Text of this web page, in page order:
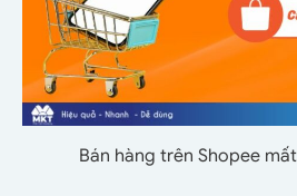
Bán hàng trên Shopee